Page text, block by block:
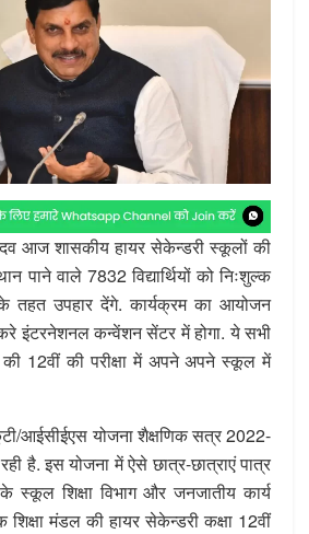
आज शासकीय हायर सेकेन्डरी स्कूलों की
पाने वाले 7832 विद्यार्थियों को निःशुल्क
तहत उपहार देंगे. कार्यक्रम का आयोजन
इंटरनेशनल कन्वेंशन सेंटर में होगा. ये सभी
12वीं की परीक्षा में अपने अपने स्कूल में
आईसीईएस योजना शैक्षणिक सत्र 2022-
है. इस योजना में ऐसे छात्र-छात्राएं पात्र
स्कूल शिक्षा विभाग और जनजातीय कार्य
शिक्षा मंडल की हायर सेकेन्डरी कक्षा 12वीं